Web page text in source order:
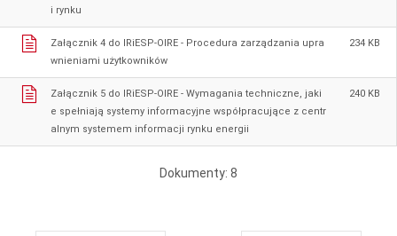
i rynku
Załącznik 4 do IRiESP-OIRE - Procedura zarządzania upra
wnieniami użytkowników
234 KB
Załącznik 5 do IRiESP-OIRE - Wymagania techniczne, jaki
e spełniają systemy informacyjne współpracujące z centr
alnym systemem informacji rynku energii
240 KB
Dokumenty: 8